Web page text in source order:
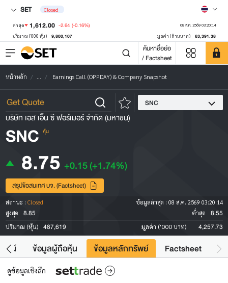
SET Closed
ล่าสุด 1,612.00 -2.64 (-0.16%) 08 ส.ค. 2569 03:20:14
ปริมาณ ('000 หุ้น) 9,800,107 มูลค่า (ล้านบาท) 63,391.38
ค้นหาชื่อย่อ
/ Factsheet
หน้าหลัก ... Earnings Call (OPPDAY) & Company Snapshot
SNC
บริษัท เอส เอ็น ซี ฟอร์เมอร์ จำกัด (มหาชน)
SNC หุ้น
8.75 +0.15(+1.74%)
สรุปข้อสนเทศ บจ. (Factsheet)
สถานะ : Closed ข้อมูลล่าสุด : 08 ส.ค. 2569 03:20:14
สูงสุด
8.85 ต่ำสุด 8.55
ปริมาณ (หุ้น) 487,619 มูลค่า ('000 บาท) 4,257.73
ยชน์ ข้อมูลผู้ถือหุ้น ข้อมูลหลักทรัพย์ Factsheet
ดูข้อมูลเชิงลึก